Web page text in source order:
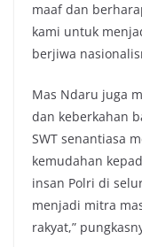
maaf dan
kami untuk
berjiwa
Mas Ndaru juga
dan keberkahan
SWT senantiasa
kemudahan
insan Polri di
menjadi mitra
rakyat,”